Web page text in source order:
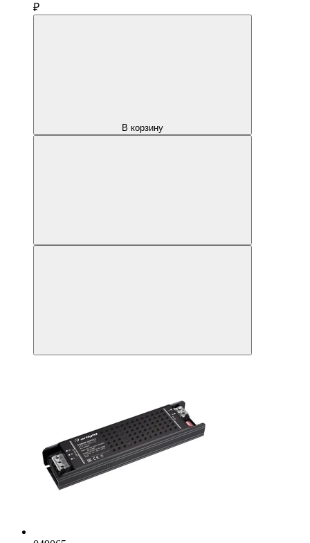
₽
В корзину